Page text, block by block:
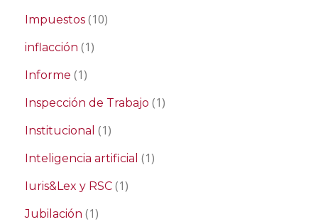
Impuestos (10)
inflacción (1)
Informe (1)
Inspección de Trabajo (1)
Institucional (1)
Inteligencia artificial (1)
Iuris&Lex y RSC (1)
Jubilación (1)